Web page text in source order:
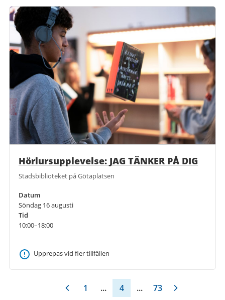
Hörlursupplevelse: JAG TÄNKER PÅ DIG
Stadsbiblioteket på Götaplatsen
Datum
Söndag 16 augusti
Tid
10:00–18:00
Upprepas vid fler tillfällen
1 ... 4 ... 73